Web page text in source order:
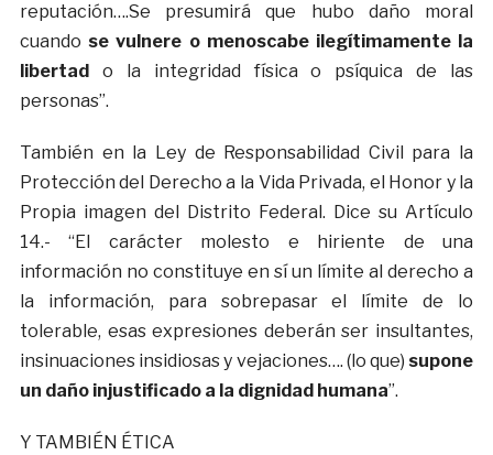
reputación….Se presumirá que hubo daño moral
cuando se vulnere o menoscabe ilegítimamente la
libertado la integridad física o psíquica de las
personas”.
También en la Ley de Responsabilidad Civil para la
Protección del Derecho a la Vida Privada, el Honor y la
Propia imagen del Distrito Federal. Dice su Artículo
14.- “El carácter molesto e hiriente de una
información no constituye en sí un límite al derecho a
la información, para sobrepasar el límite de lo
tolerable, esas expresiones deberán ser insultantes,
insinuaciones insidiosas y vejaciones…. (lo que) supone
un daño injustificado a la dignidad humana”.
Y TAMBIÉN ÉTICA